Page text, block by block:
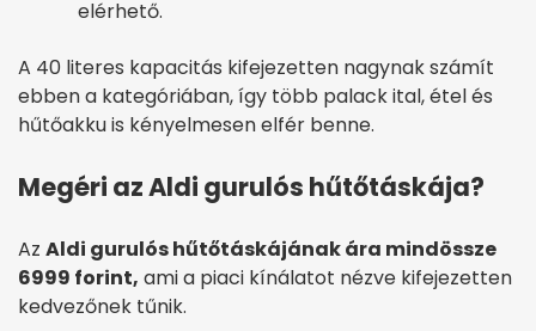
elérhető.
A 40 literes kapacitás kifejezetten nagynak számít
ebben a kategóriában, így több palack ital, étel és
hűtőakku is kényelmesen elfér benne.
Megéri az Aldi gurulós hűtőtáskája?
Az Aldi gurulós hűtőtáskájának ára mindössze
6999 forint, ami a piaci kínálatot nézve kifejezetten
kedvezőnek tűnik.